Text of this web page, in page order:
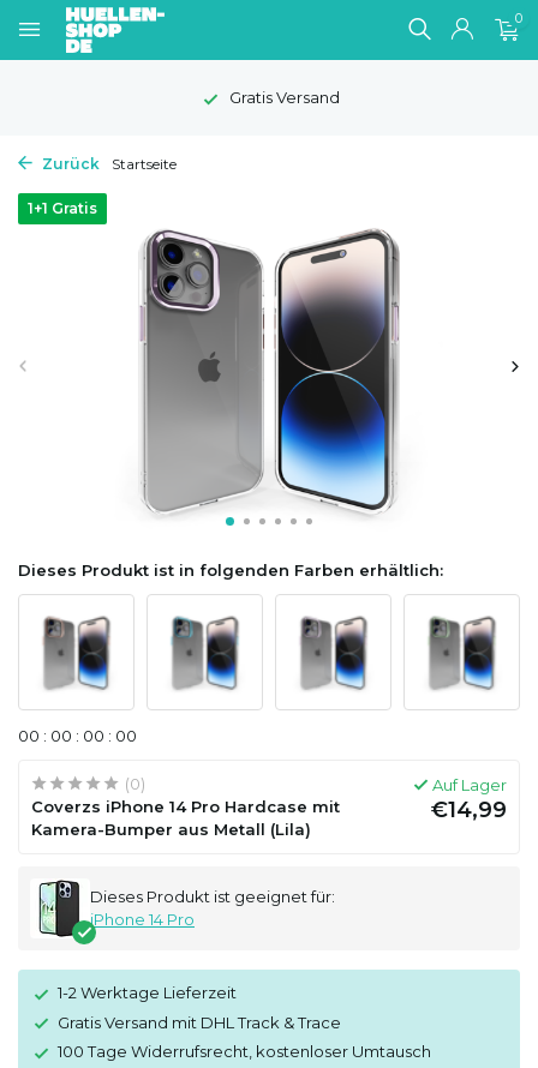
0
Gratis Versand
Zurück Startseite
1+1 Gratis
Dieses Produkt ist in folgenden Farben erhältlich:
00 : 00 : 00 : 00
(0)
Coverzs iPhone 14 Pro Hardcase mit
Kamera-Bumper aus Metall (Lila)
Auf Lager
€14,99
Dieses Produkt ist geeignet für:
iPhone 14 Pro
1-2 Werktage Lieferzeit
Gratis Versand mit DHL Track & Trace
100 Tage Widerrufsrecht, kostenloser Umtausch